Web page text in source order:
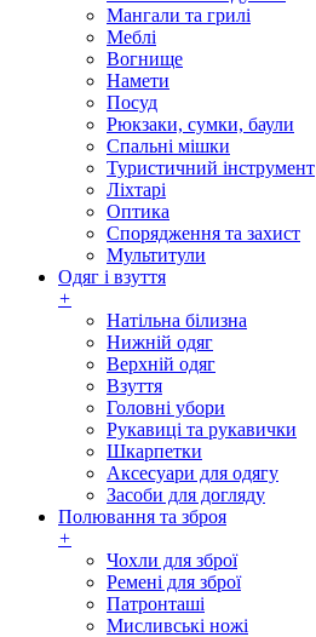
Мангали та грилі
Меблі
Вогнище
Намети
Посуд
Рюкзаки, сумки, баули
Спальні мішки
Туристичний інструмент
Ліхтарі
Оптика
Спорядження та захист
Мультитули
Одяг і взуття
+
Натільна білизна
Нижній одяг
Верхній одяг
Взуття
Головні убори
Рукавиці та рукавички
Шкарпетки
Аксесуари для одягу
Засоби для догляду
Полювання та зброя
+
Чохли для зброї
Ремені для зброї
Патронташі
Мисливські ножі